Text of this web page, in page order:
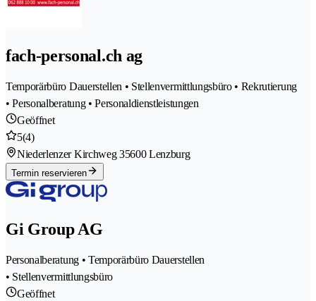
fach-personal.ch ag
Temporärbüro Dauerstellen • Stellenvermittlungsbüro • Rekrutierung
• Personalberatung • Personaldienstleistungen
Geöffnet
5(4)
Niederlenzer Kirchweg 35600 Lenzburg
Termin reservieren
Gi Group AG
Personalberatung • Temporärbüro Dauerstellen
• Stellenvermittlungsbüro
Geöffnet